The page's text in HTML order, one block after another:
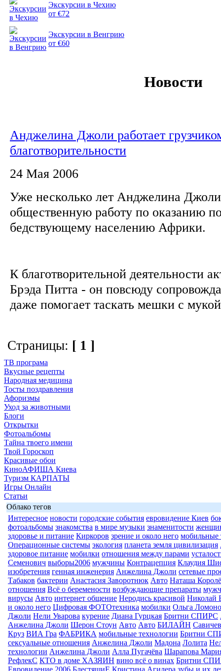
Экскурсии в Чехию
от €72
Экскурсии в Венгрию
от €60
Новости
Анджелина Джоли работает
благотворительности
24 Мая 2006
Уже несколько лет Анджелина
общественную работу по оказанию
бедствующему населению Африки.
К благотворительной деятельности
Брэда Питта - он повсюду
даже помогает таскать мешки с
Страницы: [ 1 ]
ТВ програма
Вкусные рецепты
Народная медицина
Тосты поздравления
Афоризмы
Уход за животными
Блоги
Открытки
Фотоальбомы
Тайна твоего имени
Твой Гороскоп
Красивые обои
КиноАФИША Киева
Туризм КАРПАТЫ
Игры Онлайн
Статьи
Облако тегов
Интересное новости городские события евровидение Киев
фотоальбомы знакомства в мире музыки знаменитости
здоровье и питание Киркоров зрение и около него мобильные
Операционные системы экология планета земля цивилизация
здоровое питание мобилки отношения между парами
Семенович выборы2006 мужчины Контрацепция Клаудия
изобретения генная инженерия Анжелина Джоли сетевые
Табаков бактерии Анастасия Заворотнюк Авто Наташа
отношения Всё о беремености возбуждающие препараты
вирусы Авто интернет общение Неродись красивой Николай
и около него Цифровая ФОТОтехника мобилки Ольга
Джоли Нели Уварова курение Диана Гурцкая Бритни СПИРС
Анжелина Джоли Шерон Стоун Авто Авто БИЛАЙН
Круз ВИА Гра ФАБРИКА мобильные технологии Бритни
сексуальные отношения Анжелина Джоли Мадона Лолита
технологии Анжелина Джоли Алла Пугачёва Шарапова
РефлекС КТО в доме ХАЗЯИН вино всё о винах Бритни
Евровидение 2006 БлестящиЕ Кристина Агилера зубы и их